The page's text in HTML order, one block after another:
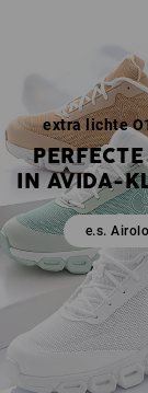
extra lichte
IN AVIDA-
e.s.